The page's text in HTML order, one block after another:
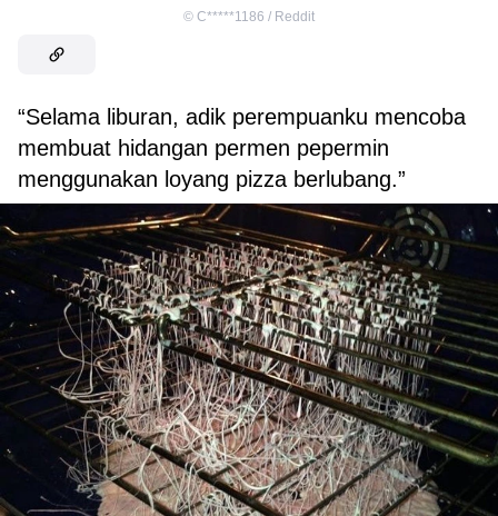
© C*****1186 / Reddit
“Selama liburan, adik perempuanku mencoba
membuat hidangan permen pepermin
menggunakan loyang pizza berlubang.”